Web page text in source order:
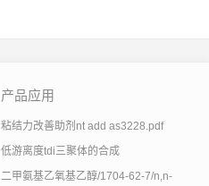
产品应用
粘结力改善助剂nt add as3228.pdf
低游离度tdi三聚体的合成
二甲氨基乙氧基乙醇/1704-62-7/n,n-